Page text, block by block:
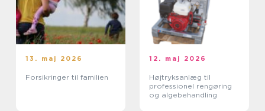
13. maj 2026
Forsikringer til familien
12. maj 2026
Højtryksanlæg til
professionel rengøring
og algebehandling